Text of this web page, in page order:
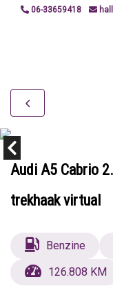
06-33659418
Audi A5 Cabrio
trekhaak virtual
Benzine
126.808 KM